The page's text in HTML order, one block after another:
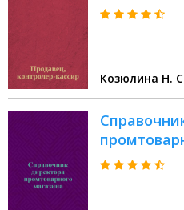
Козюлина Н.